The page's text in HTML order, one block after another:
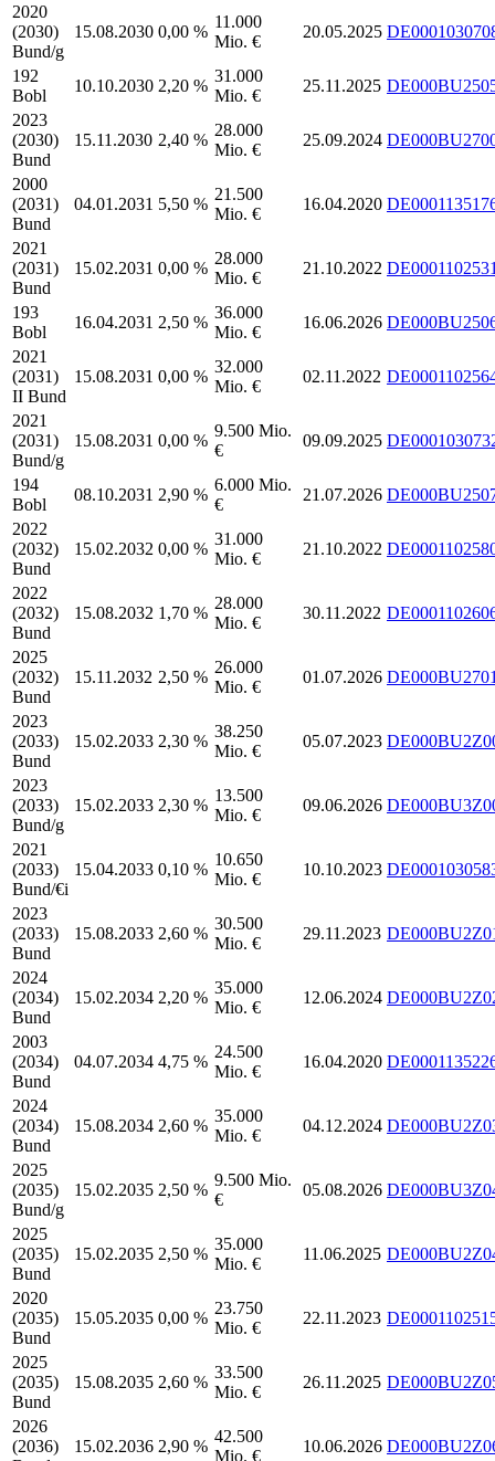
2020
(2030)
Bund/g
15.08.2030 0,00 %
11.000
Mio. €
20.05.2025
192
Bobl
10.10.2030 2,20 %
31.000
Mio. €
25.11.2025
2023
(2030)
Bund
15.11.2030 2,40 %
28.000
Mio. €
25.09.2024
2000
(2031)
Bund
04.01.2031 5,50 %
21.500
Mio. €
16.04.2020
2021
(2031)
Bund
15.02.2031 0,00 %
28.000
Mio. €
21.10.2022
193
Bobl
16.04.2031 2,50 %
36.000
Mio. €
16.06.2026
2021
(2031)
II Bund
15.08.2031 0,00 %
32.000
Mio. €
02.11.2022
2021
(2031)
Bund/g
15.08.2031 0,00 %
9.500 Mio.
€
09.09.2025
194
Bobl
08.10.2031 2,90 %
6.000 Mio.
€
21.07.2026
2022
(2032)
Bund
15.02.2032 0,00 %
31.000
Mio. €
21.10.2022
2022
(2032)
Bund
15.08.2032 1,70 %
28.000
Mio. €
30.11.2022
2025
(2032)
Bund
15.11.2032 2,50 %
26.000
Mio. €
01.07.2026
2023
(2033)
Bund
15.02.2033 2,30 %
38.250
Mio. €
05.07.2023
2023
(2033)
Bund/g
15.02.2033 2,30 %
13.500
Mio. €
09.06.2026
2021
(2033)
Bund/€i
15.04.2033 0,10 %
10.650
Mio. €
10.10.2023
2023
(2033)
Bund
15.08.2033 2,60 %
30.500
Mio. €
29.11.2023
2024
(2034)
Bund
15.02.2034 2,20 %
35.000
Mio. €
12.06.2024
2003
(2034)
Bund
04.07.2034 4,75 %
24.500
Mio. €
16.04.2020
2024
(2034)
Bund
15.08.2034 2,60 %
35.000
Mio. €
04.12.2024
2025
(2035)
Bund/g
15.02.2035 2,50 %
9.500 Mio.
€
05.08.2026
2025
(2035)
Bund
15.02.2035 2,50 %
35.000
Mio. €
11.06.2025
2020
(2035)
Bund
15.05.2035 0,00 %
23.750
Mio. €
22.11.2023
2025
(2035)
Bund
15.08.2035 2,60 %
33.500
Mio. €
26.11.2025
2026
(2036)
15.02.2036 2,90 %
42.500
Mio. €
10.06.2026